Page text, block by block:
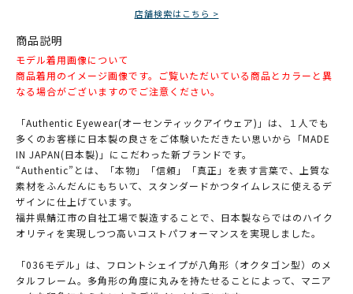
店舗検索はこちら >
商品説明
モデル着用画像について
商品着用のイメージ画像です。ご覧いただいている商品とカラーと異
なる場合がございますのでご注意ください。
「Authentic Eyewear(オーセンティックアイウェア)」は、１人でも
多くのお客様に日本製の良さをご体験いただきたい思いから「MADE
IN JAPAN(日本製)」にこだわった新ブランドです。
“Authentic”とは、「本物」「信頼」「真正」を表す言葉で、上質な
素材をふんだんにもちいて、スタンダードかつタイムレスに使えるデ
ザインに仕上げています。
福井県鯖江市の自社工場で製造することで、日本製ならではのハイク
オリティを実現しつつ高いコストパフォーマンスを実現しました。
「036モデル」は、フロントシェイプが八角形（オクタゴン型）のメ
タルフレーム。多角形の角度に丸みを持たせることによって、マニア